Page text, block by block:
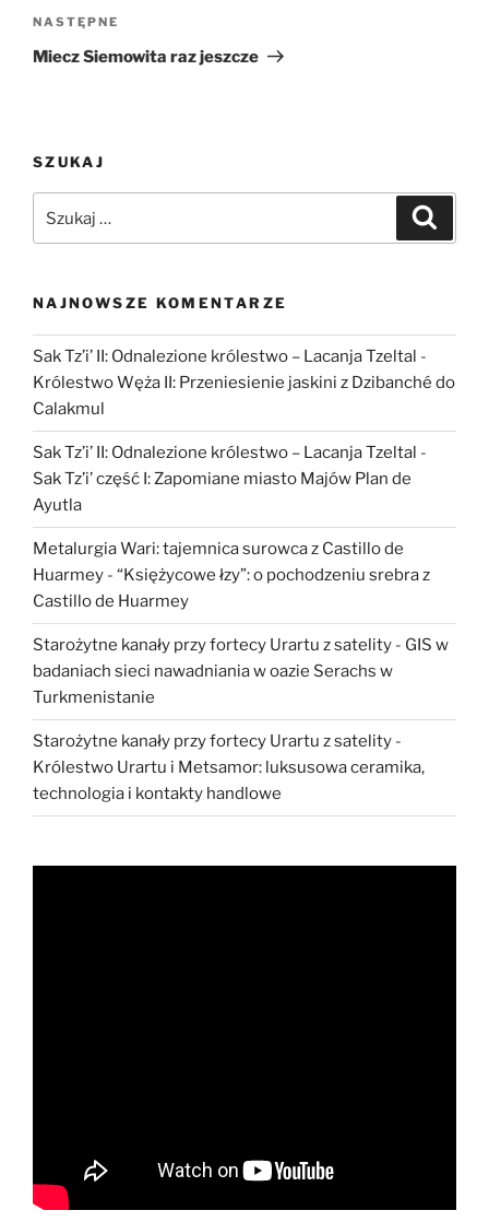
Następny
wpis
NASTĘPNE
Miecz Siemowita raz jeszcze
SZUKAJ
NAJNOWSZE KOMENTARZE
Sak Tz’i’ II: Odnalezione królestwo – Lacanja Tzeltal -
Królestwo Węża II: Przeniesienie jaskini z Dzibanché do
Calakmul
Sak Tz’i’ II: Odnalezione królestwo – Lacanja Tzeltal -
Sak Tz’i’ część I: Zapomiane miasto Majów Plan de
Ayutla
Metalurgia Wari: tajemnica surowca z Castillo de
Huarmey - “Księżycowe łzy”: o pochodzeniu srebra z
Castillo de Huarmey
Starożytne kanały przy fortecy Urartu z satelity - GIS w
badaniach sieci nawadniania w oazie Serachs w
Turkmenistanie
Starożytne kanały przy fortecy Urartu z satelity -
Królestwo Urartu i Metsamor: luksusowa ceramika,
technologia i kontakty handlowe